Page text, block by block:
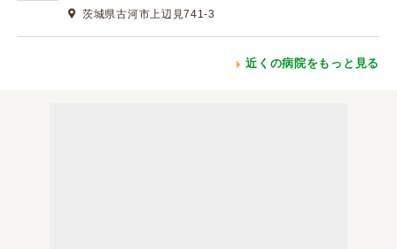
茨城県古河市上辺見741-3
近くの病院をもっと見る